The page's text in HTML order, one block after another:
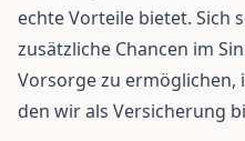
echte Vorteile bietet. Sich
zusätzliche Chancen im
Vorsorge zu
den wir als Versicherung